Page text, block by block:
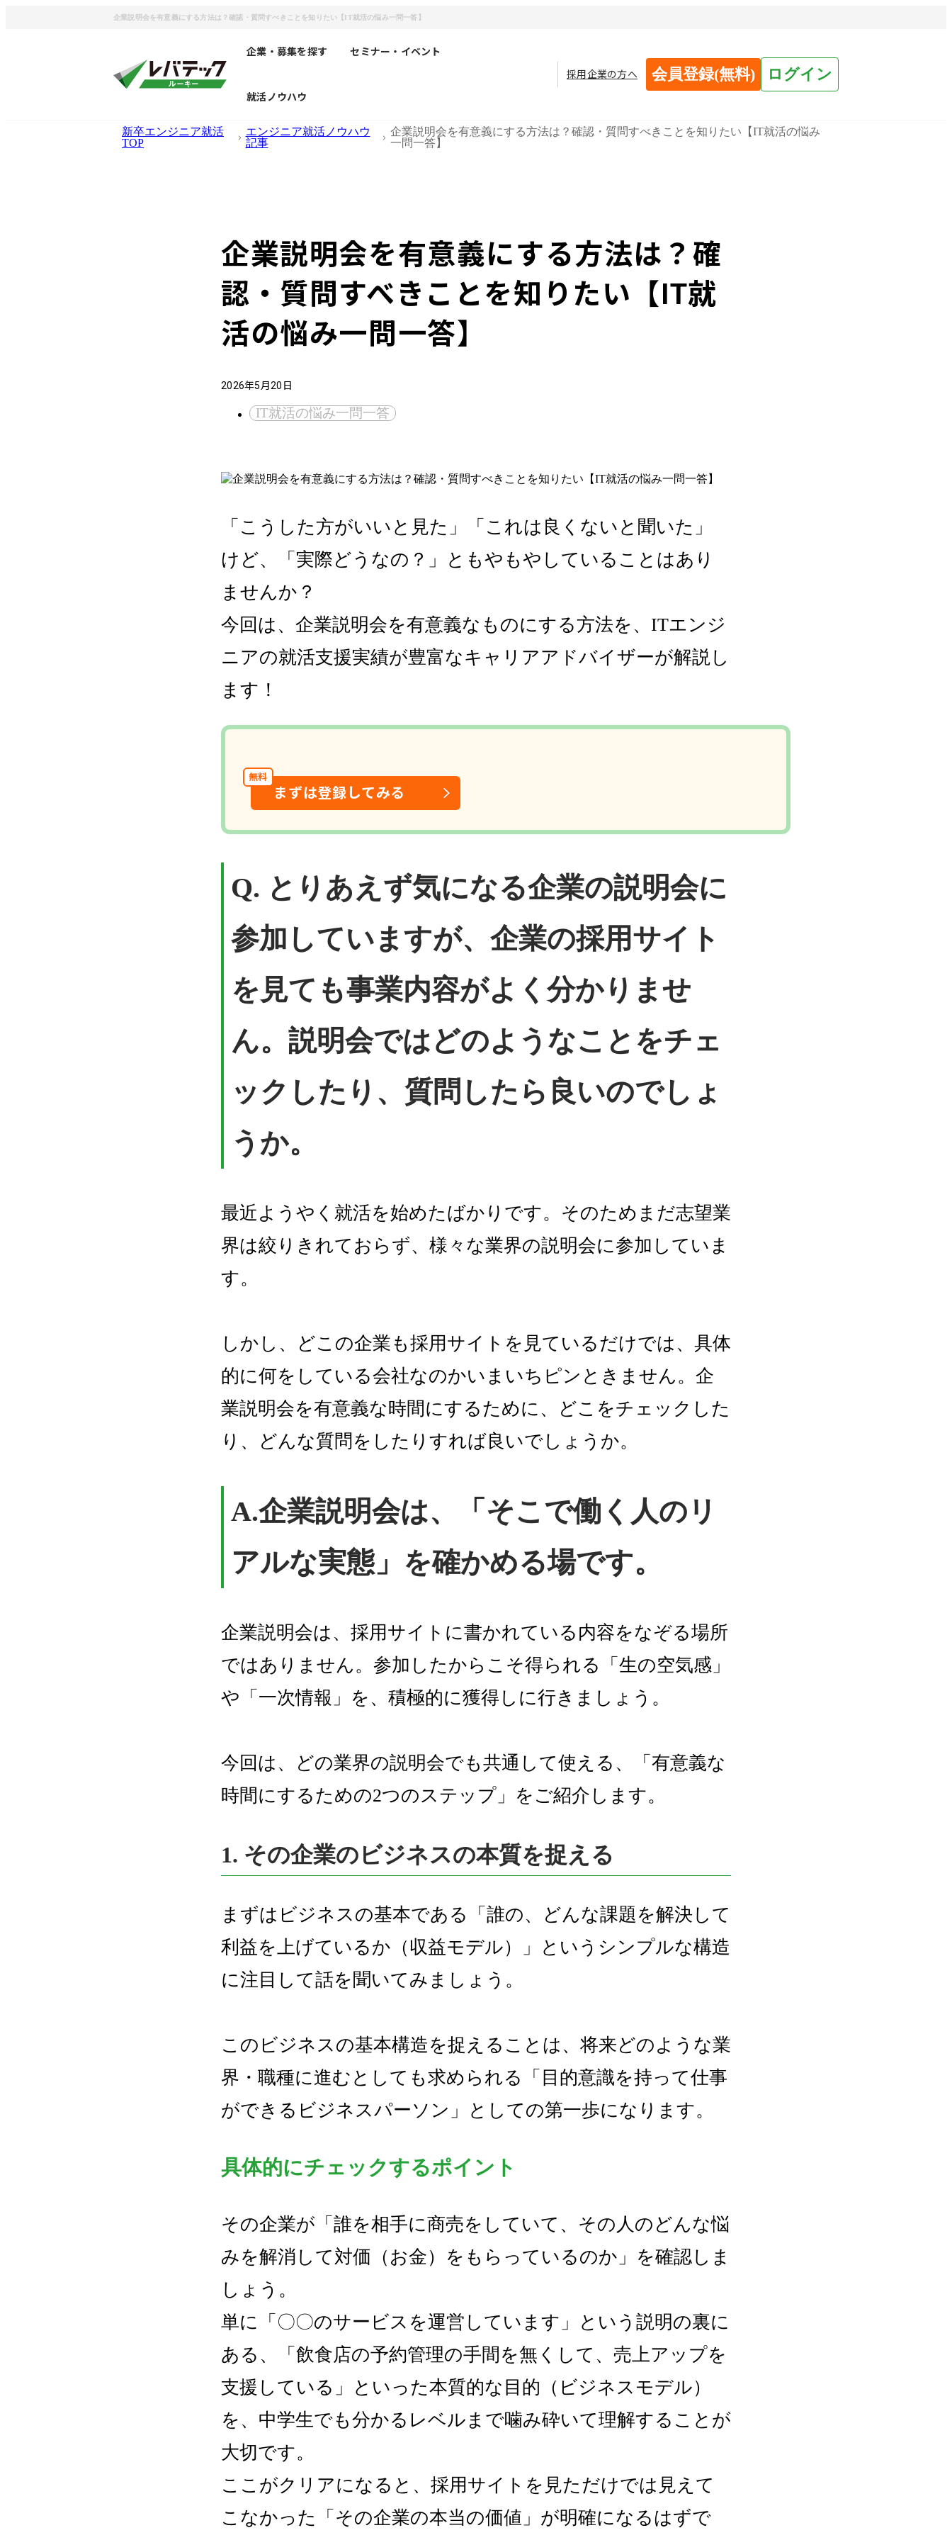
企業説明会を有意義にする方法は？確認・質問すべきことを知りたい【IT就活の悩み一問一答】
企業・募集を探す セミナー・イベント
就活ノウハウ
採用企業の方へ 会員登録(無料) ログイン
新卒エンジニア就活
TOP
エンジニア就活ノウハウ
記事
企業説明会を有意義にする方法は？確認・質問すべきことを知りたい【IT就活の悩み
一問一答】
企業説明会を有意義にする方法は？確
認・質問すべきことを知りたい【IT就
活の悩み一問一答】
2026年5月20日
IT就活の悩み一問一答
「こうした方がいいと見た」「これは良くないと聞いた」
けど、「実際どうなの？」ともやもやしていることはあり
ませんか？
今回は、企業説明会を有意義なものにする方法を、ITエンジ
ニアの就活支援実績が豊富なキャリアアドバイザーが解説し
ます！
無料
まずは登録してみる
Q. とりあえず気になる企業の説明会に
参加していますが、企業の採用サイト
を見ても事業内容がよく分かりませ
ん。説明会ではどのようなことをチェ
ックしたり、質問したら良いのでしょ
うか。
最近ようやく就活を始めたばかりです。そのためまだ志望業
界は絞りきれておらず、様々な業界の説明会に参加していま
す。
しかし、どこの企業も採用サイトを見ているだけでは、具体
的に何をしている会社なのかいまいちピンときません。企
業説明会を有意義な時間にするために、どこをチェックした
り、どんな質問をしたりすれば良いでしょうか。
A.企業説明会は、「そこで働く人のリ
アルな実態」を確かめる場です。
企業説明会は、採用サイトに書かれている内容をなぞる場所
ではありません。参加したからこそ得られる「生の空気感」
や「一次情報」を、積極的に獲得しに行きましょう。
今回は、どの業界の説明会でも共通して使える、「有意義な
時間にするための2つのステップ」をご紹介します。
1. その企業のビジネスの本質を捉える
まずはビジネスの基本である「誰の、どんな課題を解決して
利益を上げているか（収益モデル）」というシンプルな構造
に注目して話を聞いてみましょう。
このビジネスの基本構造を捉えることは、将来どのような業
界・職種に進むとしても求められる「目的意識を持って仕事
ができるビジネスパーソン」としての第一歩になります。
具体的にチェックするポイント
その企業が「誰を相手に商売をしていて、その人のどんな悩
みを解消して対価（お金）をもらっているのか」を確認しま
しょう。
単に「〇〇のサービスを運営しています」という説明の裏に
ある、「飲食店の予約管理の手間を無くして、売上アップを
支援している」といった本質的な目的（ビジネスモデル）
を、中学生でも分かるレベルまで噛み砕いて理解することが
大切です。
ここがクリアになると、採用サイトを見ただけでは見えて
こなかった「その企業の本当の価値」が明確になるはずで